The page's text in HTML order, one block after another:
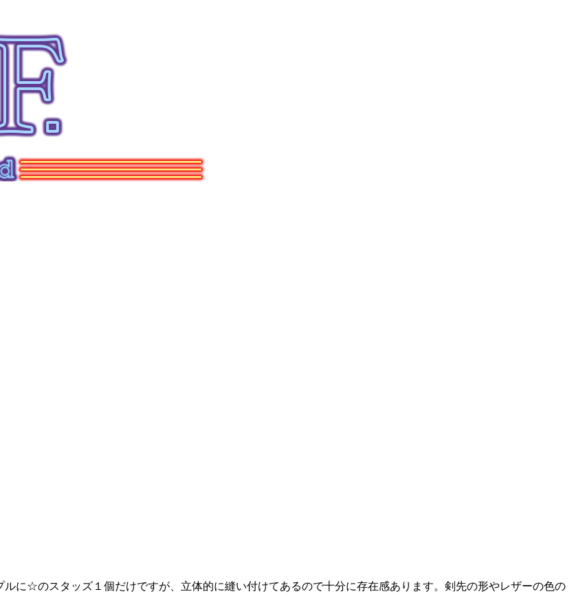
に☆のスタッズ１個だけですが、立体的に縫い付けてあるので十分に存在感あります。剣先の形やレザーの色の